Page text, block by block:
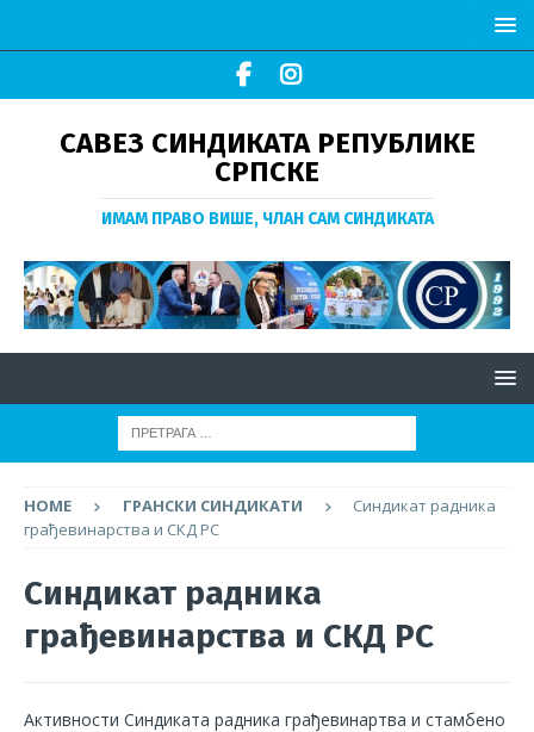
САВЕЗ СИНДИКАТА РЕПУБЛИКЕ
СРПСКЕ
ИМАМ ПРАВО ВИШЕ, ЧЛАН САМ СИНДИКАТА
HOME ГРАНСКИ СИНДИКАТИ
Синдикат радника
грађевинарства и СКД РС
Синдикат радника
грађевинарства и СКД РС
Активности Синдиката радника грађевинартва и стамбено